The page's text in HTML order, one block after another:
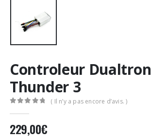
Controleur Dualtron
Thunder 3
( Il n’y a pas encore d’avis. )
229,00€